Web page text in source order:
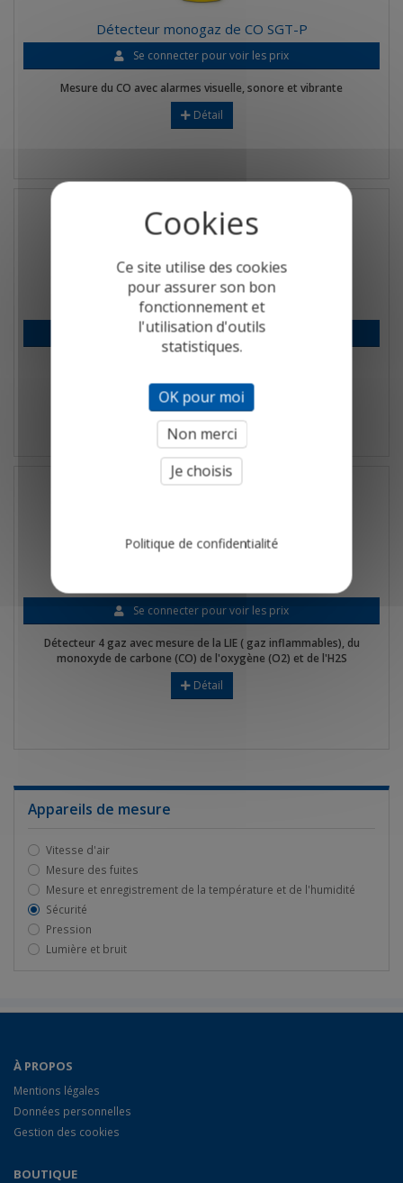
Détecteur monogaz de CO SGT-P
Se connecter pour voir les prix
Mesure du CO avec alarmes visuelle, sonore et vibrante
Détail
Détecteur de CO LSG - CO
Se connecter pour voir les prix
Détail
Se connecter pour voir les prix
Détecteur 4 gaz avec mesure de la LIE ( gaz inflammables), du
monoxyde de carbone (CO) de l'oxygène (O2) et de l'H2S
Détail
Appareils de mesure
Vitesse d'air
Mesure des fuites
Mesure et enregistrement de la température et de l'humidité
Sécurité
Pression
Lumière et bruit
À PROPOS
Mentions légales
Données personnelles
Gestion des cookies
BOUTIQUE
Ce site utilise des cookies
pour assurer son bon
fonctionnement et
l'utilisation d'outils
statistiques.
OK pour moi
Non merci
Je choisis
Politique de confidentialité